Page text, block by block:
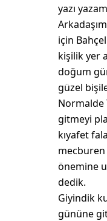
yazı
için
kişilik yer
doğum
güzel
Normalde
gitmeyi
kıyafet
önemine
dedik.
Giyindik
gününe